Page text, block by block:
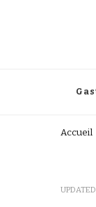
Accueil